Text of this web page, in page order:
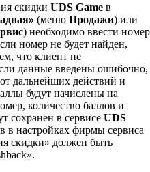
скидки UDS Game в
(меню Продажи) или
) необходимо ввести номер
номер не будет найден,
что клиент не
данные введены ошибочно,
от дальнейших действий и
будут начислены на
количество баллов и
сохранен в сервисе UDS
в настройках фирмы сервиса
скидки» должен быть